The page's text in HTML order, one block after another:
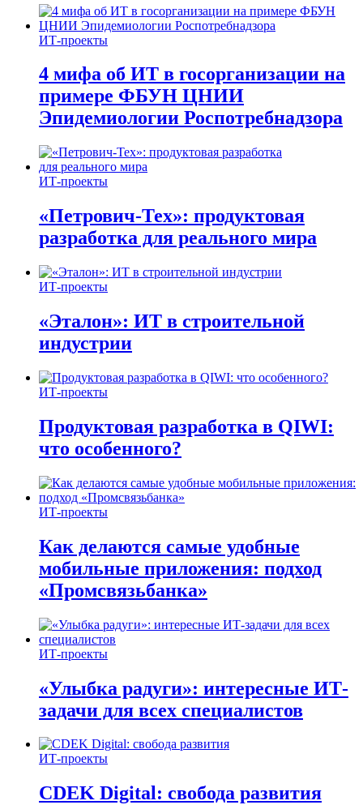
ИТ-проекты
4 мифа об ИТ в госорганизации на
примере ФБУН ЦНИИ
Эпидемиологии Роспотребнадзора
ИТ-проекты
«Петрович-Тех»: продуктовая
разработка для реального мира
ИТ-проекты
«Эталон»: ИТ в строительной
индустрии
ИТ-проекты
Продуктовая разработка в QIWI:
что особенного?
ИТ-проекты
Как делаются самые удобные
мобильные приложения: подход
«Промсвязьбанка»
ИТ-проекты
«Улыбка радуги»: интересные ИТ-
задачи для всех специалистов
ИТ-проекты
CDEK Digital: свобода развития